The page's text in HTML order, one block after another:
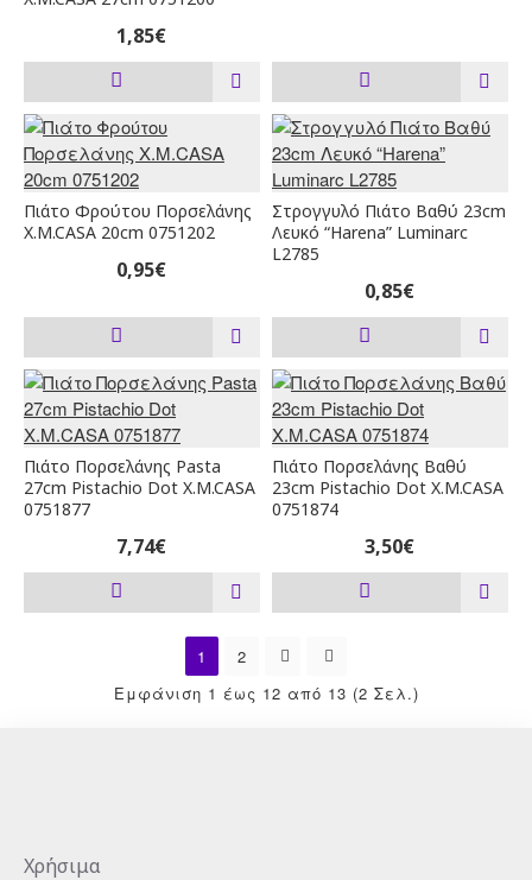
1,85€
Πιάτο Φρούτου Πορσελάνης
X.M.CASA 20cm 0751202
0,95€
Στρογγυλό Πιάτο Βαθύ 23cm
Λευκό “Harena” Luminarc
L2785
0,85€
Πιάτο Πορσελάνης Pasta
27cm Pistachio Dot X.M.CASA
0751877
7,74€
Πιάτο Πορσελάνης Βαθύ
23cm Pistachio Dot X.M.CASA
0751874
3,50€
1
2
Εμφάνιση 1 έως 12 από 13 (2 Σελ.)
Χρήσιμα